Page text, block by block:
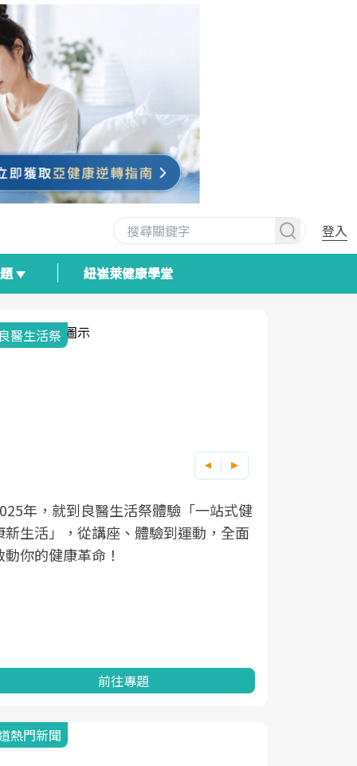
登入
紐崔萊健康學堂
與健康韌性的距離
醫健康網從「換季的身體變化」出發，
過醫學觀點與日常感受的對話，建立對
健康的認知，進而引導實際的改善行
前往專題
熱門新聞